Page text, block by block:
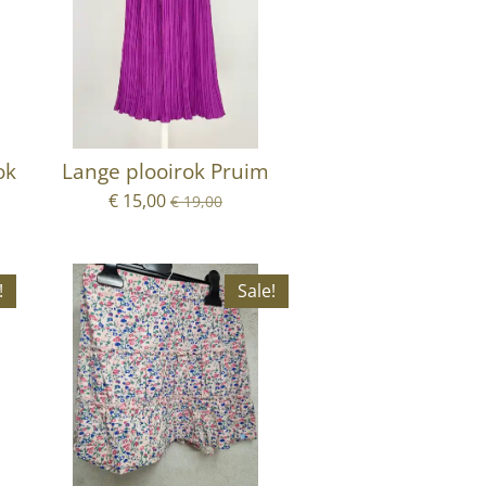
Lange plooirok Pruim
€ 15,00 € 19,00
Sale!